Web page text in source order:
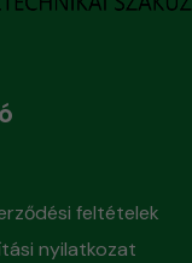
feltételek
nyilatkozat